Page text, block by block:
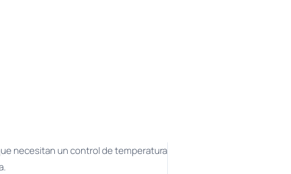
necesitan un control de temperatura